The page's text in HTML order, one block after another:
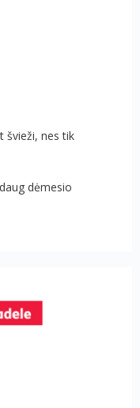
švieži, nes tik
dėmesio